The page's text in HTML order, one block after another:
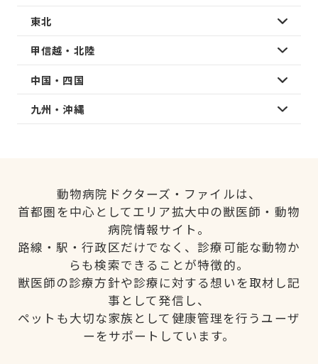
東北
甲信越・北陸
中国・四国
九州・沖縄
動物病院ドクターズ・ファイルは、
首都圏を中心としてエリア拡大中の獣医師・動物
病院情報サイト。
路線・駅・行政区だけでなく、診療可能な動物か
らも検索できることが特徴的。
獣医師の診療方針や診療に対する想いを取材し記
事として発信し、
ペットも大切な家族として健康管理を行うユーザ
ーをサポートしています。